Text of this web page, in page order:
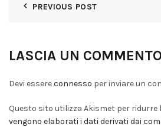
PREVIOUS POST
LASCIA UN COMMENTO
Devi essereconnesso per inviare un
Questo sito utilizza Akismet per ridurre
vengono elaborati i dati derivati dai